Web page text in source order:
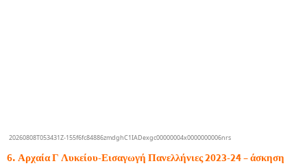
6. Αρχαία Γ Λυκείου-Εισαγωγή Πανελλήνιες 2023-24 – άσκηση